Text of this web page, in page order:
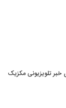
تلویزیونی مکزیک